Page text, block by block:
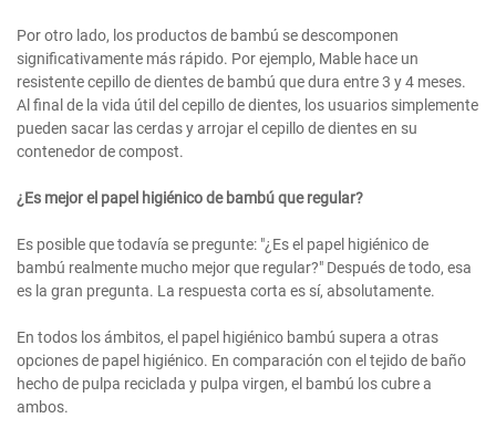
Por otro lado, los productos de bambú se descomponen
significativamente más rápido. Por ejemplo, Mable hace un
resistente cepillo de dientes de bambú que dura entre 3 y 4 meses.
Al final de la vida útil del cepillo de dientes, los usuarios simplemente
pueden sacar las cerdas y arrojar el cepillo de dientes en su
contenedor de compost.
¿Es mejor el papel higiénico de bambú que regular?
Es posible que todavía se pregunte: "¿Es el papel higiénico de
bambú realmente mucho mejor que regular?" Después de todo, esa
es la gran pregunta. La respuesta corta es sí, absolutamente.
En todos los ámbitos, el papel higiénico bambú supera a otras
opciones de papel higiénico. En comparación con el tejido de baño
hecho de pulpa reciclada y pulpa virgen, el bambú los cubre a
ambos.